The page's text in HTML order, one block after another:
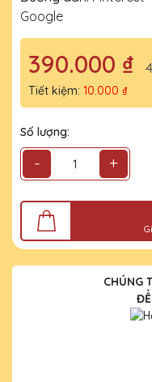
Google
390.000 ₫
Tiết kiệm: 10.000 ₫
Số lượng:
- +
CHÚNG